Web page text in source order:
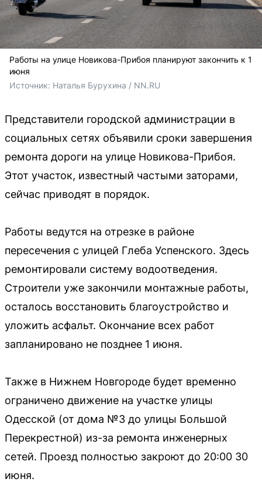
Работы на улице Новикова-Прибоя планируют закончить к 1
июня
Источник: Наталья Бурухина / NN.RU
Представители городской администрации в
социальных сетях объявили сроки завершения
ремонта дороги на улице Новикова-Прибоя.
Этот участок, известный частыми заторами,
сейчас приводят в порядок.
Работы ведутся на отрезке в районе
пересечения с улицей Глеба Успенского. Здесь
ремонтировали систему водоотведения.
Строители уже закончили монтажные работы,
осталось восстановить благоустройство и
уложить асфальт. Окончание всех работ
запланировано не позднее 1 июня.
Также в Нижнем Новгороде будет временно
ограничено движение на участке улицы
Одесской (от дома №3 до улицы Большой
Перекрестной) из-за ремонта инженерных
сетей. Проезд полностью закроют до 20:00 30
июня.